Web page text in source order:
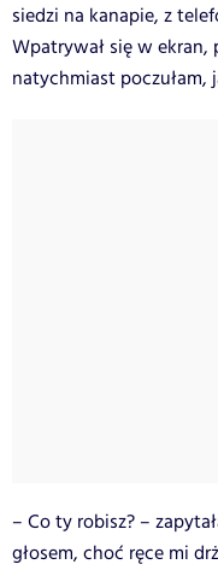
siedzi na kanapie, z
Wpatrywał się w
natychmiast poczułam,
– Co ty robisz? –
głosem, choć ręce mi